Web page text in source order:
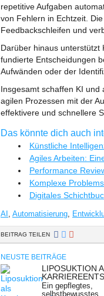
repetitive Aufgaben
von Fehlern in Echtzeit.
Feedbackschleifen und
Darüber hinaus unterstützt
fundierte Entscheidungen
Aufwänden oder der
Insgesamt schaffen KI und
agilen Prozessen mit der
effektivere und schnellere
Das könnte dich auch
Künstliche
Agiles Arbeiten:
Performance
Komplexe
Digitales
AI , Automatisierung,
BEITRAG TEILEN
NEUSTE BEITRÄGE
LIPOSUKTION
WENN
ÄUSSERLICH Ü
Ein gepflegtes,
selbstbewusstes